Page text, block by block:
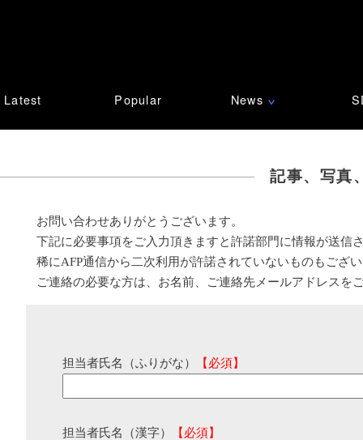
Latest Popular News ∨
記事、写真
お問い合わせありがとうございます。
下記に必要事項をご入力頂きますと許諾部門に情報が送信
稀にAFP通信から二次利用が許諾されていないものもござ
ご連絡の必要な方は、お名前、ご連絡先メールアドレスを
担当者氏名（ふりがな） 【必須】
担当者氏名（漢字） 【必須】